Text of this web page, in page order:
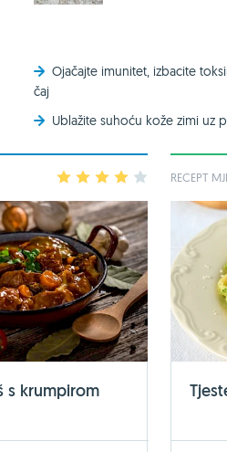
Ojačajte imunitet, izbacite
čaj
Ublažite suhoću kože zimi uz
2 3 4
s krumpirom
RECEPT